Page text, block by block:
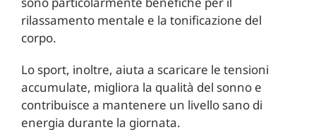
rilassamento mentale e la tonificazione del
corpo.
Lo sport, inoltre, aiuta a scaricare le tensioni
accumulate, migliora la qualità del sonno e
contribuisce a mantenere un livello sano di
energia durante la giornata.